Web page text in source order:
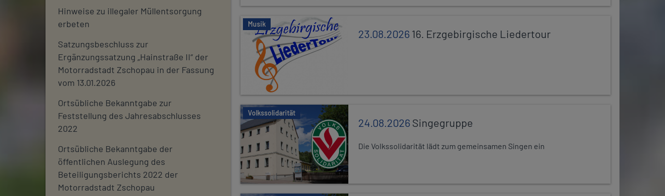
Hinweise zu illegaler Müllentsorgung
erbeten
Satzungsbeschluss zur
Ergänzungssatzung „Hainstraße II“ der
Motorradstadt Zschopau in der Fassung
vom 13.01.2026
Ortsübliche Bekanntgabe zur
Feststellung des Jahresabschlusses
2022
Ortsübliche Bekanntgabe der
öffentlichen Auslegung des
Beteiligungsberichts 2022 der
Motorradstadt Zschopau
Musik
23.08.202616. Erzgebirgische Liedertour
Volkssolidarität
24.08.2026Singegruppe
Die Volkssolidarität lädt zum gemeinsamen Singen ein